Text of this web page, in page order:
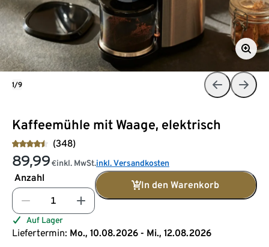
Kaffeemühle mit Waage, elektrisch
(348)
89,99 €inkl. MwSt.inkl. Versandkosten
Anzahl
In den Warenkorb
Auf Lager
Liefertermin: Mo., 10.08.2026 - Mi., 12.08.2026
1/9